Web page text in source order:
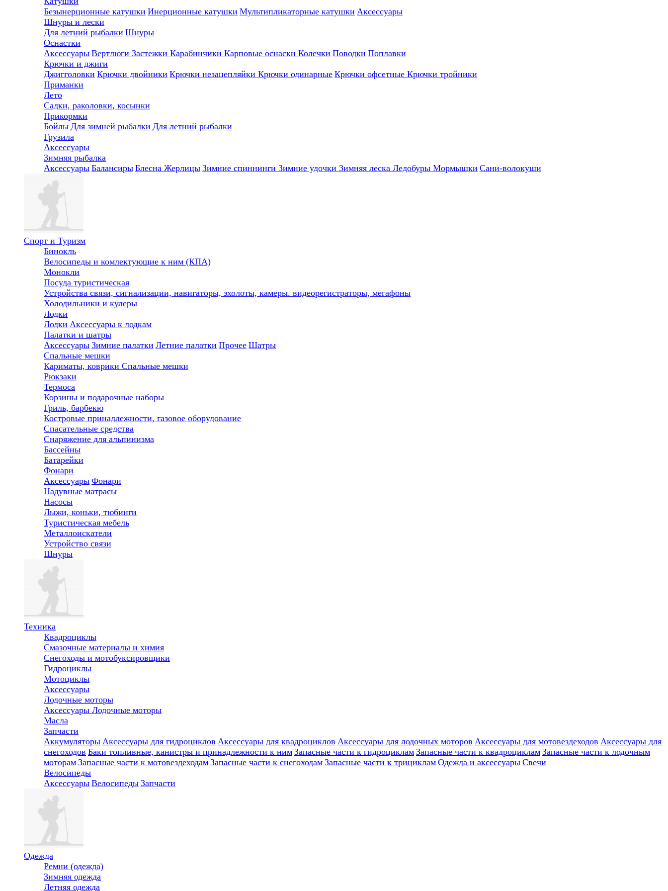
Безынерционные катушки Инерционные катушки Мультипликаторные катушки Аксессуары
Шнуры и лески
Для летний рыбалки Шнуры
Оснастки
Аксессуары Вертлюги Застежки Карабинчики Карповые оснаски Колечки Поводки Поплавки
Крючки и джиги
Джигголовки Крючки двойники Крючки незацепляйки Крючки одинарные Крючки офсетные Крючки тройники
Приманки
Лето
Садки, раколовки, косынки
Прикормки
Бойлы Для зимней рыбалки Для летний рыбалки
Грузила
Аксессуары
Зимняя рыбалка
Аксессуары Балансиры Блесна Жерлицы Зимние спиннинги Зимние удочки Зимняя леска Ледобуры Мормышки Сани-волокуши
Спорт и Туризм
Бинокль
Велосипеды и комлектующие к ним (КПА)
Монокли
Посуда туристическая
Устройства связи, сигнализации, навигаторы, эхолоты, камеры. видеорегистраторы, мегафоны
Холодильники и кулеры
Лодки
Лодки Аксессуары к лодкам
Палатки и шатры
Аксессуары Зимние палатки Летние палатки Прочее Шатры
Спальные мешки
Кариматы, коврики Спальные мешки
Рюкзаки
Термоса
Корзины и подарочные наборы
Гриль, барбекю
Костровые принадлежности, газовое оборудование
Спасательные средства
Снаряжение для альпинизма
Бассейны
Батарейки
Фонари
Аксессуары Фонари
Надувные матрасы
Насосы
Лыжи, коньки, тюбинги
Туристическая мебель
Металлоискатели
Устройство связи
Шнуры
Техника
Квадроциклы
Смазочные материалы и химия
Снегоходы и мотобуксировщики
Гидроциклы
Мотоциклы
Аксессуары
Лодочные моторы
Аксессуары Лодочные моторы
Масла
Запчасти
Аккумуляторы Аксессуары для гидроциклов Аксессуары для квадроциклов Аксессуары для лодочных моторов Аксессуары для мотовездеходов Аксессуары для
снегоходов Баки топливные, канистры и принадлежности к ним Запасные части к гидроциклам Запасные части к квадроциклам Запасные части к лодочным
моторам Запасные части к мотовездеходам Запасные части к снегоходам Запасные части к трициклам Одежда и аксессуары Свечи
Велосипеды
Аксессуары Велосипеды Запчасти
Одежда
Ремни (одежда)
Зимняя одежда
Летняя одежда